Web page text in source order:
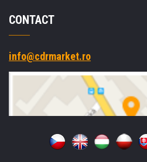
CONTACT
info@cdrmarket.ro